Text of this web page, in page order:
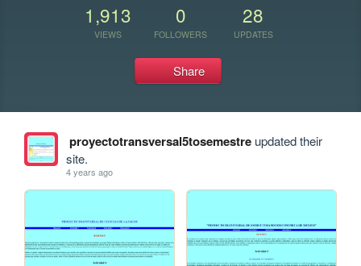
1,913
VIEWS
0
FOLLOWERS
28
UPDATES
Share
proyectotransversal5tosemestreupdated their
site.
4 years ago